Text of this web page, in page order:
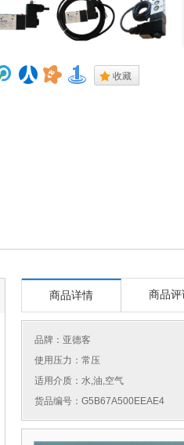
. 收藏
商品详情 商品评
品牌： 亚德客
使用压力：常压
适用介质：水,油,空气
货品编号：G5B67A500EEAE4